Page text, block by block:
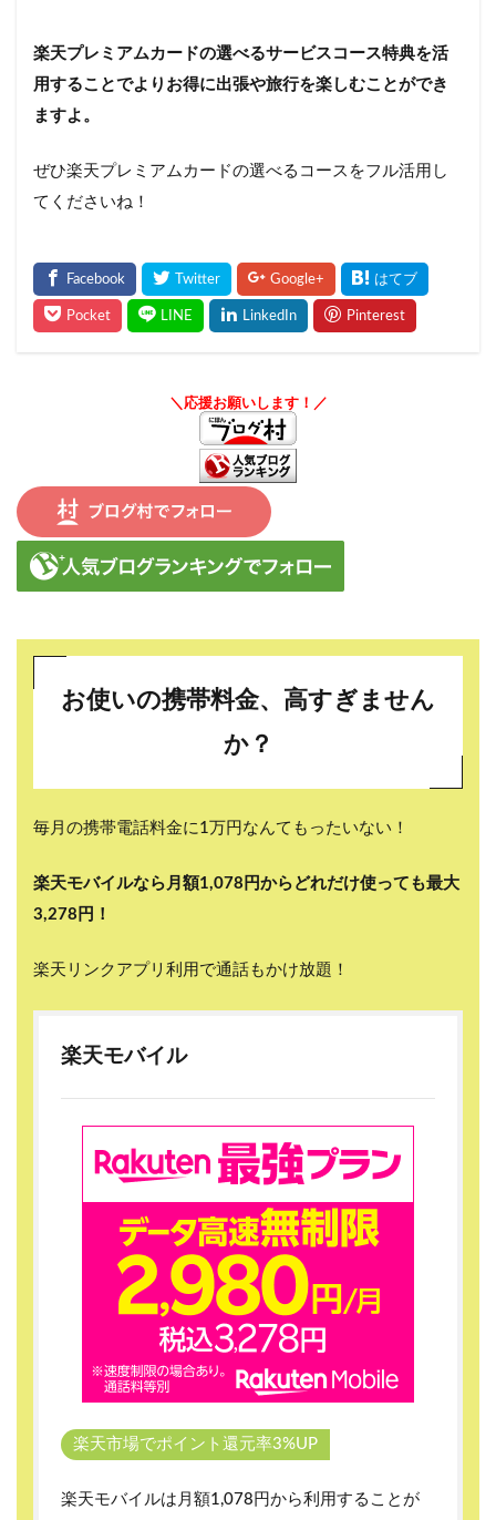
楽天プレミアムカードの選べるサービスコース特典を活
用することでよりお得に出張や旅行を楽しむことができ
ますよ。
ぜひ楽天プレミアムカードの選べるコースをフル活用し
てくださいね！
＼応援お願いします！／
お使いの携帯料金、高すぎません
か？
毎月の携帯電話料金に1万円なんてもったいない！
楽天モバイルなら月額1,078円からどれだけ使っても最大
3,278円！
楽天リンクアプリ利用で通話もかけ放題！
楽天モバイル
楽天市場でポイント還元率3%UP
楽天モバイルは月額1,078円から利用することが